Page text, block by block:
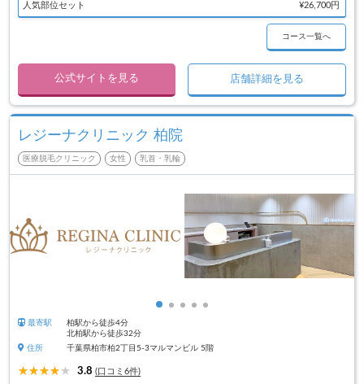
人気部位セット ¥26,700円
コース一覧へ
公式サイトを見る 店舗詳細を見る
レジーナクリニック 柏院
医療脱毛クリニック 女性 乳首・乳輪
最寄駅
柏駅から徒歩4分
北柏駅から徒歩32分
住所
千葉県柏市柏2丁目5-3マルマンビル 5階
3.8 (口コミ6件)